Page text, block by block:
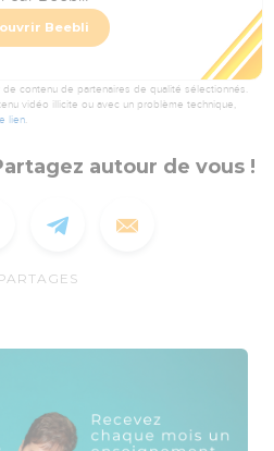
Beebli
contenu de partenaires de qualité sélectionnés.
vidéo illicite ou avec un problème technique,
lien.
autour de vous !